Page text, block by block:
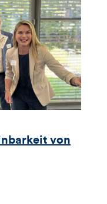
von